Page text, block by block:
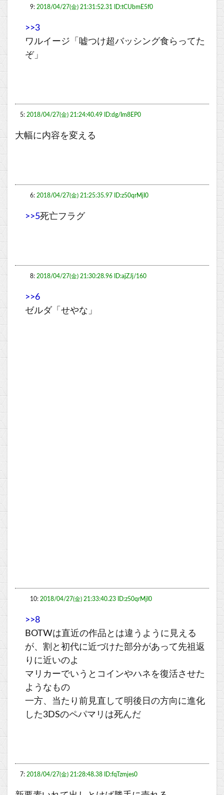
9: 2018/04/27(金) 21:31:52.31 ID:tCUbmE5f0
>>3
ワルイージ「嘘つけ超バッシング食らってた
ぞ」
5: 2018/04/27(金) 21:24:40.49 ID:dg/Im8EP0
大幅に内容を変える
6: 2018/04/27(金) 21:25:35.97 ID:z50qrMjI0
>>5死亡フラグ
8: 2018/04/27(金) 21:30:28.96 ID:ajZJj/160
>>6
ゼルダ「せやな」
10: 2018/04/27(金) 21:33:40.23 ID:z50qrMjI0
>>8
BOTWは直近の作品とは違うように見える
が、割と初代に近づけた部分があって先祖返
りに近いのよ
マリカーでいうとコインやハネを復活させた
ようなもの
一方、当たり前見直して明後日の方向に進化
した3DSのペパマリは死んだ
7: 2018/04/27(金) 21:28:48.38 ID:fqTzmjes0